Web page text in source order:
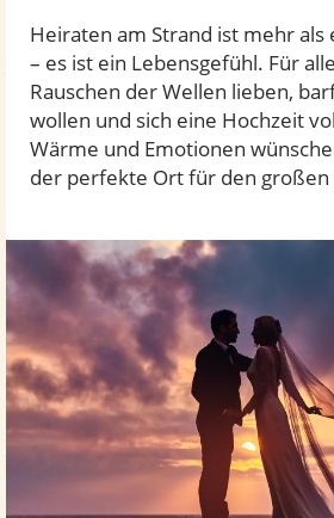
Heiraten am Strand ist mehr als
– es ist ein Lebensgefühl. Für
Rauschen der Wellen lieben,
wollen und sich eine Hochzeit
Wärme und Emotionen
der perfekte Ort für den großen